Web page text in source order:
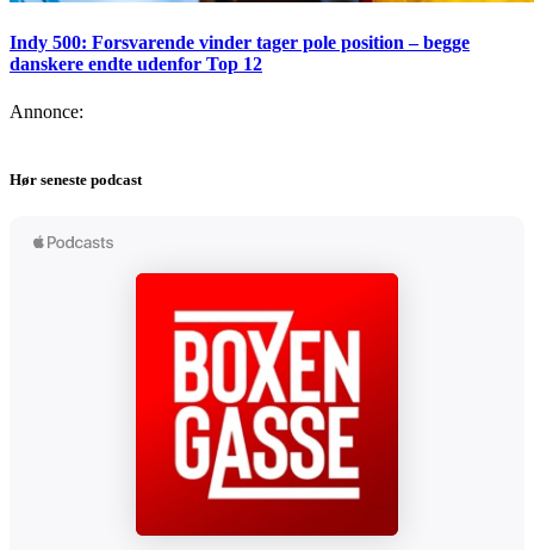
Indy 500: Forsvarende vinder tager pole position – begge
danskere endte udenfor Top 12
Annonce:
Hør seneste podcast